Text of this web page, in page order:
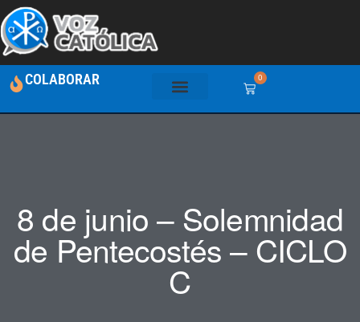
COLABORAR 0
8 de junio – Solemnidad
de Pentecostés – CICLO
C